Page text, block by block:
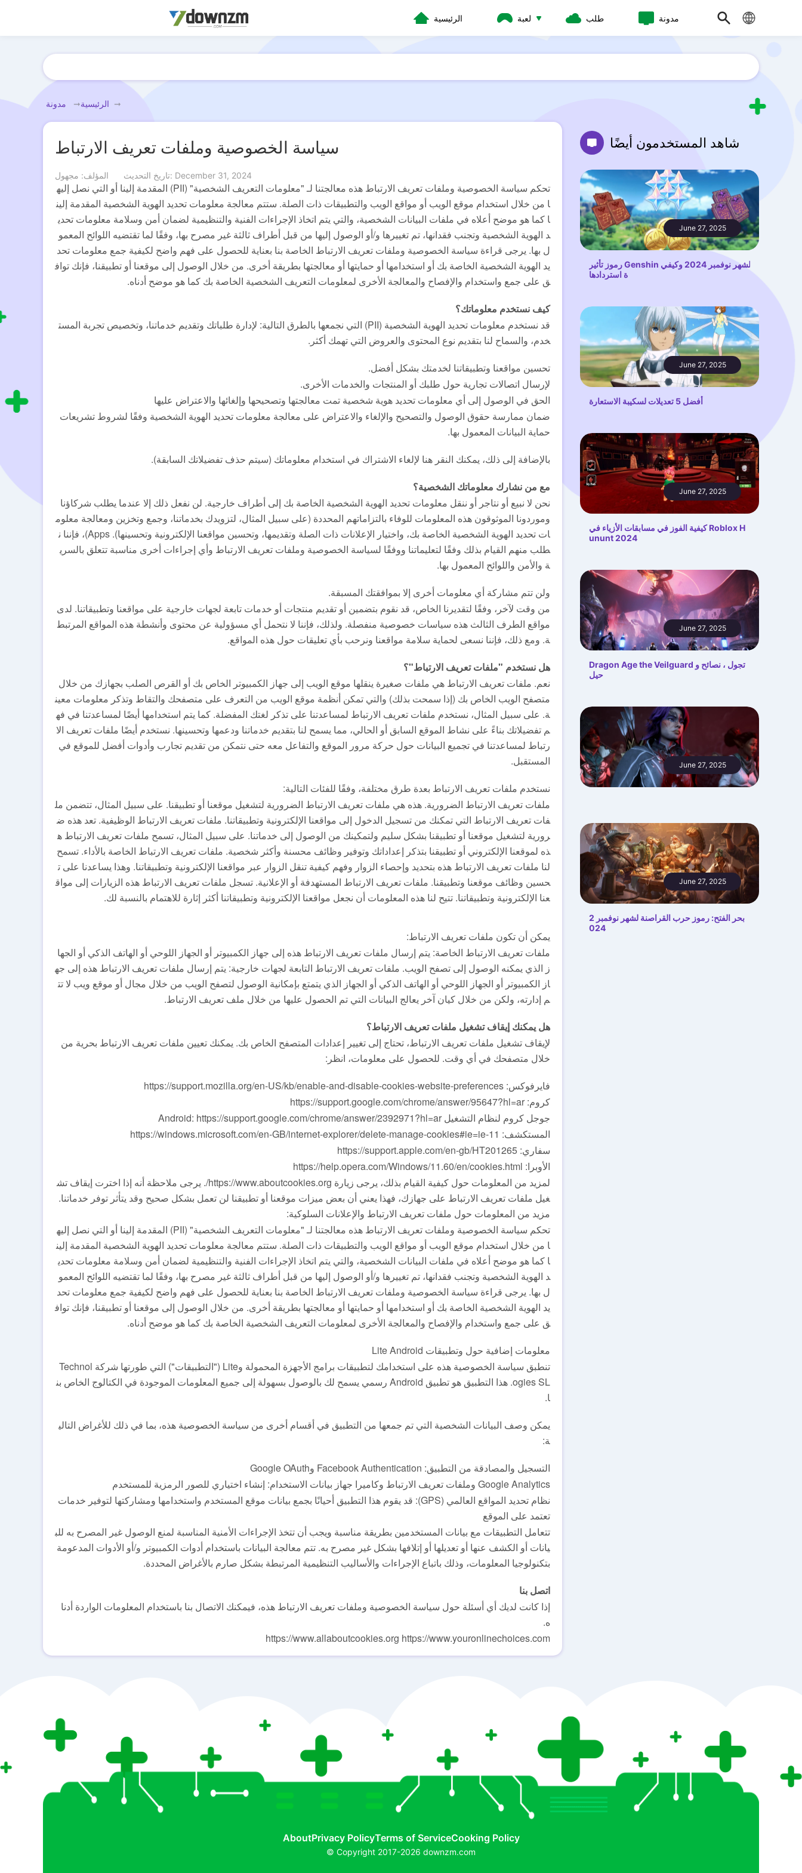
الرئيسية لعبة طلب مدونة
الرئيسية مدونة
سياسة الخصوصية وملفات تعريف الارتباط
المؤلف: مجهول تاريخ التحديث: December 31, 2024
تحكم سياسة الخصوصية وملفات تعريف الارتباط هذه معالجتنا لـ "معلومات التعريف الشخصية" (PII) المقدمة إلينا أو التي نصل إليه
ا من خلال استخدام موقع الويب أو مواقع الويب والتطبيقات ذات الصلة. ستتم معالجة معلومات تحديد الهوية الشخصية المقدمة إلين
ا كما هو موضح أعلاه في ملفات البيانات الشخصية، والتي يتم اتخاذ الإجراءات الفنية والتنظيمية لضمان أمن وسلامة معلومات تحدي
د الهوية الشخصية وتجنب فقدانها، تم تغييرها و/أو الوصول إليها من قبل أطراف ثالثة غير مصرح بها، وفقًا لما تقتضيه اللوائح المعمو
ل بها. يرجى قراءة سياسة الخصوصية وملفات تعريف الارتباط الخاصة بنا بعناية للحصول على فهم واضح لكيفية جمع معلومات تحد
يد الهوية الشخصية الخاصة بك أو استخدامها أو حمايتها أو معالجتها بطريقة أخرى. من خلال الوصول إلى موقعنا أو تطبيقنا، فإنك تواف
ق على جمع واستخدام والإفصاح والمعالجة الأخرى لمعلومات التعريف الشخصية الخاصة بك كما هو موضح أدناه.
كيف نستخدم معلوماتك؟
قد نستخدم معلومات تحديد الهوية الشخصية (PII) التي نجمعها بالطرق التالية: لإدارة طلباتك وتقديم خدماتنا، وتخصيص تجربة المست
خدم، والسماح لنا بتقديم نوع المحتوى والعروض التي تهمك أكثر.
تحسين مواقعنا وتطبيقاتنا لخدمتك بشكل أفضل.
لإرسال اتصالات تجارية حول طلبك أو المنتجات والخدمات الأخرى.
الحق في الوصول إلى أي معلومات تحديد هوية شخصية تمت معالجتها وتصحيحها وإلغائها والاعتراض عليها
ضمان ممارسة حقوق الوصول والتصحيح والإلغاء والاعتراض على معالجة معلومات تحديد الهوية الشخصية وفقًا لشروط تشريعات
حماية البيانات المعمول بها.
بالإضافة إلى ذلك، يمكنك النقر هنا لإلغاء الاشتراك في استخدام معلوماتك (سيتم حذف تفضيلاتك السابقة).
مع من نشارك معلوماتك الشخصية؟
نحن لا نبيع أو نتاجر أو ننقل معلومات تحديد الهوية الشخصية الخاصة بك إلى أطراف خارجية. لن نفعل ذلك إلا عندما يطلب شركاؤنا
وموردونا الموثوقون هذه المعلومات للوفاء بالتزاماتهم المحددة (على سبيل المثال، لتزويدك بخدماتنا، وجمع وتخزين ومعالجة معلوم
ات تحديد الهوية الشخصية الخاصة بك، واختيار الإعلانات ذات الصلة وتقديمها، وتحسين مواقعنا الإلكترونية وتحسينها). Apps)، فإننا ن
طلب منهم القيام بذلك وفقًا لتعليماتنا ووفقًا لسياسة الخصوصية وملفات تعريف الارتباط وأي إجراءات أخرى مناسبة تتعلق بالسري
ة والأمن واللوائح المعمول بها.
ولن تتم مشاركة أي معلومات أخرى إلا بموافقتك المسبقة.
من وقت لآخر، وفقًا لتقديرنا الخاص، قد نقوم بتضمين أو تقديم منتجات أو خدمات تابعة لجهات خارجية على مواقعنا وتطبيقاتنا. لدى
مواقع الطرف الثالث هذه سياسات خصوصية منفصلة. ولذلك، فإننا لا نتحمل أي مسؤولية عن محتوى وأنشطة هذه المواقع المرتبط
ة. ومع ذلك، فإننا نسعى لحماية سلامة مواقعنا ونرحب بأي تعليقات حول هذه المواقع.
هل نستخدم "ملفات تعريف الارتباط"؟
نعم. ملفات تعريف الارتباط هي ملفات صغيرة ينقلها موقع الويب إلى جهاز الكمبيوتر الخاص بك أو القرص الصلب بجهازك من خلال
متصفح الويب الخاص بك (إذا سمحت بذلك) والتي تمكن أنظمة موقع الويب من التعرف على متصفحك والتقاط وتذكر معلومات معين
ة. على سبيل المثال، نستخدم ملفات تعريف الارتباط لمساعدتنا على تذكر لغتك المفضلة. كما يتم استخدامها أيضًا لمساعدتنا في فه
م تفضيلاتك بناءً على نشاط الموقع السابق أو الحالي، مما يسمح لنا بتقديم خدماتنا ودعمها وتحسينها. نستخدم أيضًا ملفات تعريف الا
رتباط لمساعدتنا في تجميع البيانات حول حركة مرور الموقع والتفاعل معه حتى نتمكن من تقديم تجارب وأدوات أفضل للموقع في
المستقبل.
نستخدم ملفات تعريف الارتباط بعدة طرق مختلفة، وفقًا للفئات التالية:
ملفات تعريف الارتباط الضرورية. هذه هي ملفات تعريف الارتباط الضرورية لتشغيل موقعنا أو تطبيقنا. على سبيل المثال، تتضمن مل
فات تعريف الارتباط التي تمكنك من تسجيل الدخول إلى مواقعنا الإلكترونية وتطبيقاتنا. ملفات تعريف الارتباط الوظيفية. تعد هذه ض
رورية لتشغيل موقعنا أو تطبيقنا بشكل سليم ولتمكينك من الوصول إلى خدماتنا. على سبيل المثال، تسمح ملفات تعريف الارتباط ه
ذه لموقعنا الإلكتروني أو تطبيقنا بتذكر إعداداتك وتوفير وظائف محسنة وأكثر شخصية. ملفات تعريف الارتباط الخاصة بالأداء. تسمح
لنا ملفات تعريف الارتباط هذه بتحديد وإحصاء الزوار وفهم كيفية تنقل الزوار عبر مواقعنا الإلكترونية وتطبيقاتنا. وهذا يساعدنا على ت
حسين وظائف موقعنا وتطبيقنا. ملفات تعريف الارتباط المستهدفة أو الإعلانية. تسجل ملفات تعريف الارتباط هذه الزيارات إلى مواق
عنا الإلكترونية وتطبيقاتنا. تتيح لنا هذه المعلومات أن نجعل مواقعنا الإلكترونية وتطبيقاتنا أكثر إثارة للاهتمام بالنسبة لك.
يمكن أن تكون ملفات تعريف الارتباط:
ملفات تعريف الارتباط الخاصة: يتم إرسال ملفات تعريف الارتباط هذه إلى جهاز الكمبيوتر أو الجهاز اللوحي أو الهاتف الذكي أو الجها
ز الذي يمكنه الوصول إلى تصفح الويب. ملفات تعريف الارتباط التابعة لجهات خارجية: يتم إرسال ملفات تعريف الارتباط هذه إلى جه
از الكمبيوتر أو الجهاز اللوحي أو الهاتف الذكي أو الجهاز الذي يتمتع بإمكانية الوصول لتصفح الويب من خلال مجال أو موقع ويب لا تت
م إدارته، ولكن من خلال كيان آخر يعالج البيانات التي تم الحصول عليها من خلال ملف تعريف الارتباط.
هل يمكنك إيقاف تشغيل ملفات تعريف الارتباط؟
لإيقاف تشغيل ملفات تعريف الارتباط، تحتاج إلى تغيير إعدادات المتصفح الخاص بك. يمكنك تعيين ملفات تعريف الارتباط بحرية من
خلال متصفحك في أي وقت. للحصول على معلومات، انظر:
فايرفوكس: https://support.mozilla.org/en-US/kb/enable-and-disable-cookies-website-preferences
كروم: https://support.google.com/chrome/answer/95647?hl=ar
جوجل كروم لنظام التشغيل Android: https://support.google.com/chrome/answer/2392971?hl=ar
المستكشف: https://windows.microsoft.com/en-GB/internet-explorer/delete-manage-cookies#ie=ie-11
سفاري: https://support.apple.com/en-gb/HT201265
الأوبرا: https://help.opera.com/Windows/11.60/en/cookies.html
لمزيد من المعلومات حول كيفية القيام بذلك، يرجى زيارة https://www.aboutcookies.org/. يرجى ملاحظة أنه إذا اخترت إيقاف تش
غيل ملفات تعريف الارتباط على جهازك، فهذا يعني أن بعض ميزات موقعنا أو تطبيقنا لن تعمل بشكل صحيح وقد يتأثر توفر خدماتنا.
مزيد من المعلومات حول ملفات تعريف الارتباط والإعلانات السلوكية:
تحكم سياسة الخصوصية وملفات تعريف الارتباط هذه معالجتنا لـ "معلومات التعريف الشخصية" (PII) المقدمة إلينا أو التي نصل إليه
ا من خلال استخدام موقع الويب أو مواقع الويب والتطبيقات ذات الصلة. ستتم معالجة معلومات تحديد الهوية الشخصية المقدمة إلين
ا كما هو موضح أعلاه في ملفات البيانات الشخصية، والتي يتم اتخاذ الإجراءات الفنية والتنظيمية لضمان أمن وسلامة معلومات تحدي
د الهوية الشخصية وتجنب فقدانها، تم تغييرها و/أو الوصول إليها من قبل أطراف ثالثة غير مصرح بها، وفقًا لما تقتضيه اللوائح المعمو
ل بها. يرجى قراءة سياسة الخصوصية وملفات تعريف الارتباط الخاصة بنا بعناية للحصول على فهم واضح لكيفية جمع معلومات تحد
يد الهوية الشخصية الخاصة بك أو استخدامها أو حمايتها أو معالجتها بطريقة أخرى. من خلال الوصول إلى موقعنا أو تطبيقنا، فإنك تواف
ق على جمع واستخدام والإفصاح والمعالجة الأخرى لمعلومات التعريف الشخصية الخاصة بك كما هو موضح أدناه.
معلومات إضافية حول وتطبيقات Lite Android
تنطبق سياسة الخصوصية هذه على استخدامك لتطبيقات برامج الأجهزة المحمولة وLite ("التطبيقات") التي طورتها شركة Technol
ogies SL. هذا التطبيق هو تطبيق Android رسمي يسمح لك بالوصول بسهولة إلى جميع المعلومات الموجودة في الكتالوج الخاص بن
ا.
يمكن وصف البيانات الشخصية التي تم جمعها من التطبيق في أقسام أخرى من سياسة الخصوصية هذه، بما في ذلك للأغراض التالي
ة:
التسجيل والمصادقة من التطبيق: Facebook Authentication وGoogle OAuth
Google Analytics وملفات تعريف الارتباط وكاميرا جهاز بيانات الاستخدام: إنشاء اختياري للصور الرمزية للمستخدم
نظام تحديد المواقع العالمي (GPS): قد يقوم هذا التطبيق أحيانًا بجمع بيانات موقع المستخدم واستخدامها ومشاركتها لتوفير خدمات
تعتمد على الموقع
تتعامل التطبيقات مع بيانات المستخدمين بطريقة مناسبة ويجب أن تتخذ الإجراءات الأمنية المناسبة لمنع الوصول غير المصرح به للب
يانات أو الكشف عنها أو تعديلها أو إتلافها بشكل غير مصرح به. تتم معالجة البيانات باستخدام أدوات الكمبيوتر و/أو الأدوات المدعومة
بتكنولوجيا المعلومات، وذلك باتباع الإجراءات والأساليب التنظيمية المرتبطة بشكل صارم بالأغراض المحددة.
اتصل بنا
إذا كانت لديك أي أسئلة حول سياسة الخصوصية وملفات تعريف الارتباط هذه، فيمكنك الاتصال بنا باستخدام المعلومات الواردة أدنا
ه.
https://www.allaboutcookies.org https://www.youronlinechoices.com
شاهد المستخدمون أيضًا
June 27, 2025
رموز تأثير Genshin لشهر نوفمبر 2024 وكيفي
ة استردادها
June 27, 2025
أفضل 5 تعديلات لسكيبة الاستعارة
June 27, 2025
كيفية الفوز في مسابقات الأزياء في Roblox H
ununt 2024
June 27, 2025
Dragon Age the Veilguard تجول ، نصائح و
حيل
June 27, 2025
June 27, 2025
بحر الفتح: رموز حرب القراصنة لشهر نوفمبر 2
024
AboutPrivacy PolicyTerms of ServiceCooking Policy
© Copyright 2017-2026 downzm.com